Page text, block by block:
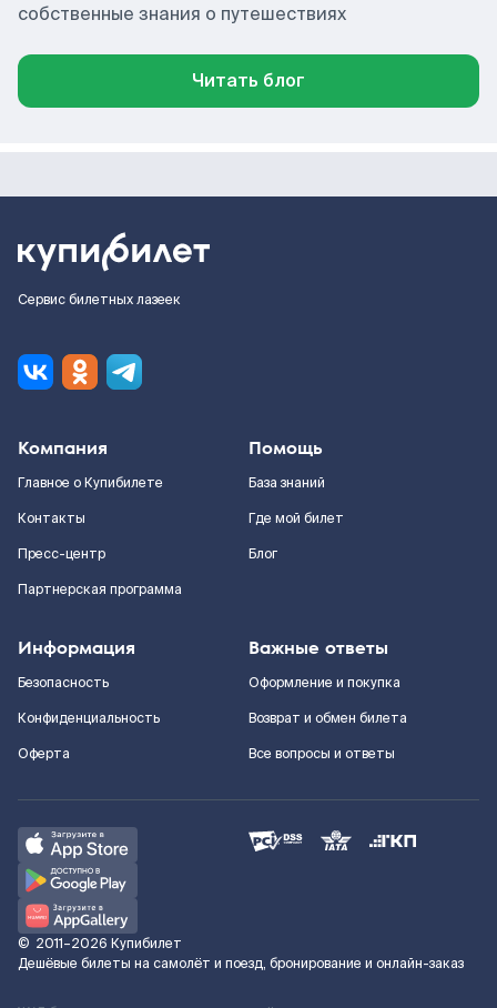
собственные знания о путешествиях
Читать блог
Сервис билетных лазеек
Компания
Главное о Купибилете
Контакты
Пресс-центр
Партнерская программа
Помощь
База знаний
Где мой билет
Блог
Информация
Безопасность
Конфиденциальность
Оферта
Важные ответы
Оформление и покупка
Возврат и обмен билета
Все вопросы и ответы
© 2011–2026 Купибилет
Дешёвые билеты на самолёт и поезд, бронирование и онлайн-заказ